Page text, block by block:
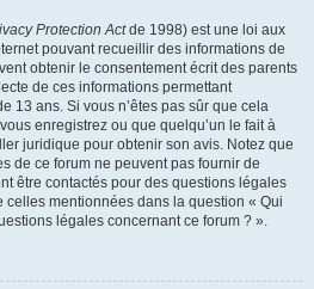
Protection Actde 1998) est une loi aux
pouvant recueillir des informations de
obtenir le consentement écrit des parents
de ces informations permettant
13 ans. Si vous n’êtes pas sûr que cela
enregistrez ou que quelqu’un le fait à
juridique pour obtenir son avis. Notez que
de ce forum ne peuvent pas fournir de
être contactés pour des questions légales
celles mentionnées dans la question « Qui
légales concernant ce forum ? ».